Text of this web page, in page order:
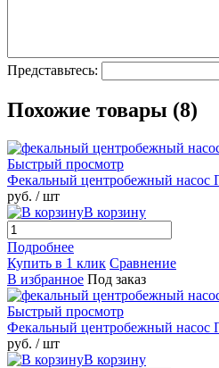
Представьтесь:
Похожие товары (8)
Быстрый просмотр
Фекальный центробежный насос
руб. / шт
В корзину
Подробнее
Купить в 1 клик Сравнение
В избранное Под заказ
Быстрый просмотр
Фекальный центробежный насос
руб. / шт
В корзину